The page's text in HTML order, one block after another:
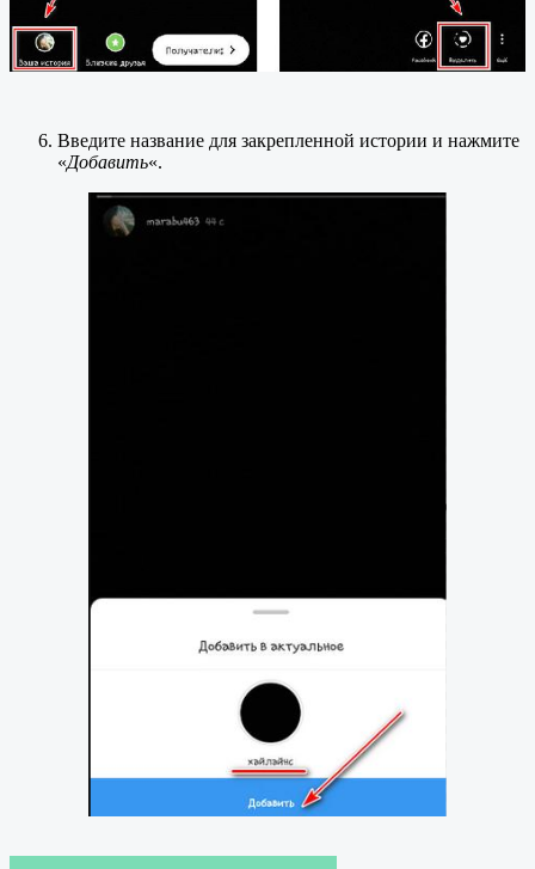
Введите название для закрепленной истории и нажмите
«Добавить«.